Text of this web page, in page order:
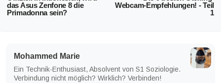
das Asus Zenfone 8 die
Primadonna sein?
Webcam-Empfehlungen! - Teil
1
Mohammed Marie
Ein Technik-Enthusiast, Absolvent von S1 Soziologie.
Verbindung nicht möglich? Wirklich? Verbinden!